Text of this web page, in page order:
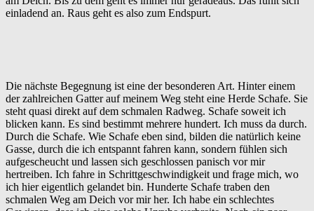
einladend an. Raus geht es also zum Endspurt.
Die nächste Begegnung ist eine der besonderen Art. Hinter einem
der zahlreichen Gatter auf meinem Weg steht eine Herde Schafe. Sie
steht quasi direkt auf dem schmalen Radweg. Schafe soweit ich
blicken kann. Es sind bestimmt mehrere hundert. Ich muss da durch.
Durch die Schafe. Wie Schafe eben sind, bilden die natürlich keine
Gasse, durch die ich entspannt fahren kann, sondern fühlen sich
aufgescheucht und lassen sich geschlossen panisch vor mir
hertreiben. Ich fahre in Schrittgeschwindigkeit und frage mich, wo
ich hier eigentlich gelandet bin. Hunderte Schafe traben den
schmalen Weg am Deich vor mir her. Ich habe ein schlechtes